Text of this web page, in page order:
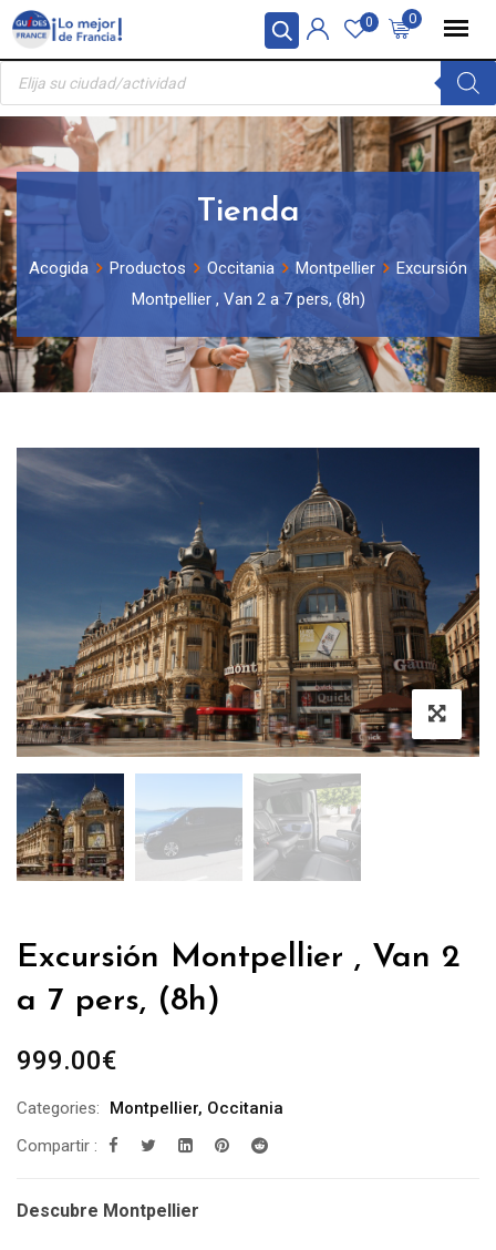
Panel de gestión de cookies
Skip
content
0
0
Búsqueda
productos
Tienda
Acogida Productos Occitania Montpellier
Excursión
Montpellier , Van 2 a 7 pers, (8h)
Excursión Montpellier , Van 2
a 7 pers, (8h)
999.00€
Categories: Montpellier, Occitania
Compartir :
Descubre Montpellier